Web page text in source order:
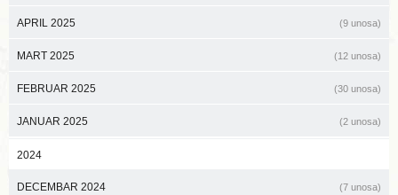
APRIL 2025 (9 unosa)
MART 2025 (12 unosa)
FEBRUAR 2025 (30 unosa)
JANUAR 2025 (2 unosa)
2024
DECEMBAR 2024 (7 unosa)